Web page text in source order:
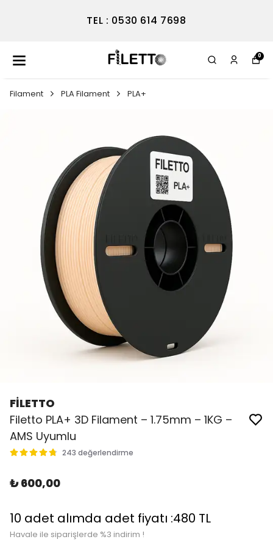
TEL : 0530 614 7698
0
Filament PLA Filament PLA+
FİLETTO
Filetto PLA+ 3D Filament – 1.75mm – 1KG –
AMS Uyumlu
243 değerlendirme
₺ 600,00
10 adet alımda adet fiyatı :480 TL
Havale ile siparişlerde %3 indirim !